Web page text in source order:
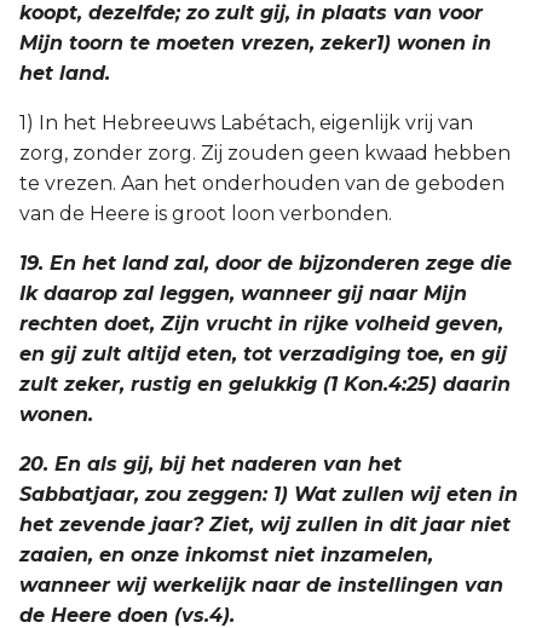
koopt, dezelfde; zo zult gij, in plaats van voor
Mijn toorn te moeten vrezen, zeker1) wonen in
het land.
1) In het Hebreeuws Labétach, eigenlijk vrij van
zorg, zonder zorg. Zij zouden geen kwaad hebben
te vrezen. Aan het onderhouden van de geboden
van de Heere is groot loon verbonden.
19. En het land zal, door de bijzonderen zege die
Ik daarop zal leggen, wanneer gij naar Mijn
rechten doet, Zijn vrucht in rijke volheid geven,
en gij zult altijd eten, tot verzadiging toe, en gij
zult zeker, rustig en gelukkig (1 Kon.4:25) daarin
wonen.
20. En als gij, bij het naderen van het
Sabbatjaar, zou zeggen: 1) Wat zullen wij eten in
het zevende jaar? Ziet, wij zullen in dit jaar niet
zaaien, en onze inkomst niet inzamelen,
wanneer wij werkelijk naar de instellingen van
de Heere doen (vs.4).